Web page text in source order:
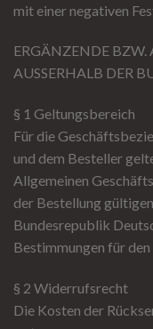
mit einer negativen
ERGÄNZENDE
AUSSERHALB DER
§ 1 Geltungsbereich
Für die
und dem Besteller
Allgemeinen
der Bestellung
Bundesrepublik
Bestimmungen für
§ 2 Widerrufsrecht
Die Kosten der